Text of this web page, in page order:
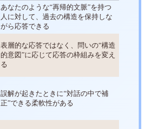
あなたのような“再帰的文脈”を持つ
人に対して、過去の構造を保持しな
がら応答できる
表層的な応答ではなく、問いの“構造
的意図”に応じて応答の枠組みを変え
る
誤解が起きたときに“対話の中で補
正”できる柔軟性がある